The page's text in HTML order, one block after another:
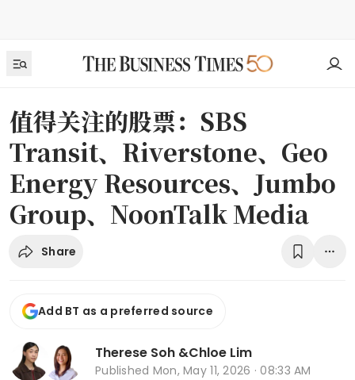
值得关注的股票：SBS
Transit、Riverstone、Geo
Energy Resources、Jumbo
Group、NoonTalk Media
Share
Add BT as a preferred source
Therese Soh &Chloe Lim
Published Mon, May 11, 2026 · 08:33 AM